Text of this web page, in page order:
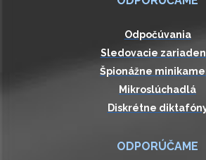
Odpočúvania
Sledovacie
Špionážne
Mikroslúchadlá
Diskrétne
ODPORÚČAME